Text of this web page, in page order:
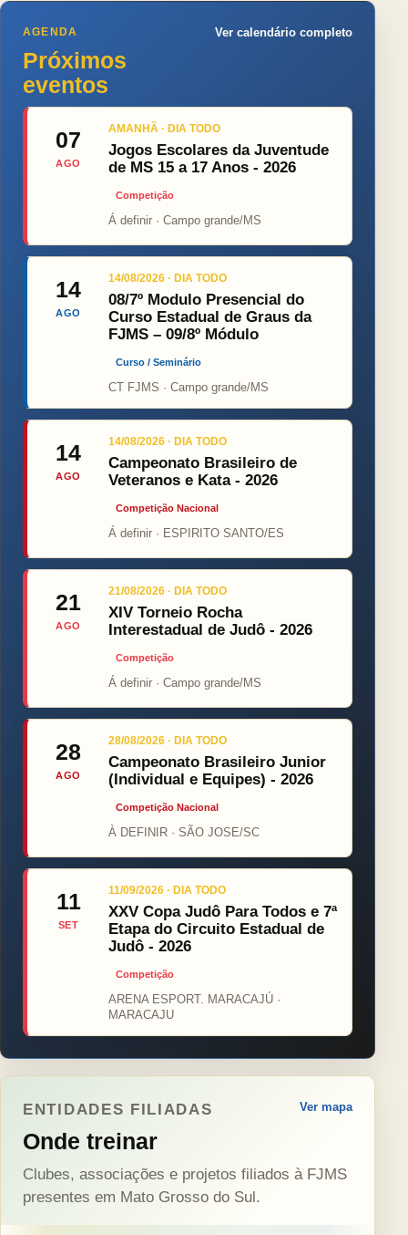
AGENDA
Próximos
eventos
Ver calendário completo
07
AGO
AMANHÃ · DIA TODO
Jogos Escolares da Juventude
de MS 15 a 17 Anos - 2026
Competição
Á definir · Campo grande/MS
14
AGO
14/08/2026 · DIA TODO
08/7º Modulo Presencial do
Curso Estadual de Graus da
FJMS – 09/8º Módulo
Curso / Seminário
CT FJMS · Campo grande/MS
14
AGO
14/08/2026 · DIA TODO
Campeonato Brasileiro de
Veteranos e Kata - 2026
Competição Nacional
Á definir · ESPIRITO SANTO/ES
21
AGO
21/08/2026 · DIA TODO
XIV Torneio Rocha
Interestadual de Judô - 2026
Competição
Á definir · Campo grande/MS
28
AGO
28/08/2026 · DIA TODO
Campeonato Brasileiro Junior
(Individual e Equipes) - 2026
Competição Nacional
À DEFINIR · SÃO JOSE/SC
11
SET
11/09/2026 · DIA TODO
XXV Copa Judô Para Todos e 7ª
Etapa do Circuito Estadual de
Judô - 2026
Competição
ARENA ESPORT. MARACAJÚ ·
MARACAJU
ENTIDADES FILIADAS
Onde treinar
Ver mapa
Clubes, associações e projetos filiados à FJMS
presentes em Mato Grosso do Sul.